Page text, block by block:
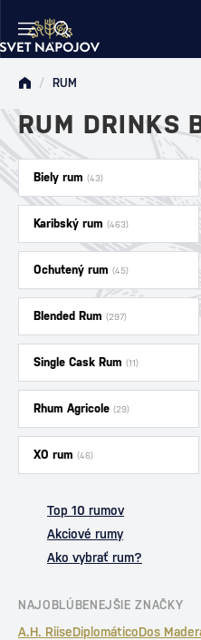
/ RUM
RUM DRINKS
Biely rum (43)
Karibský rum (463)
Ochutený rum (45)
Blended Rum (297)
Single Cask Rum (11)
Rhum Agricole (29)
XO rum (46)
NAJOBLÚBENEJŠIE ZNAČKY
A.H. RiiseDiplomáticoDos
Top 10 rumov
Akciové rumy
Ako vybrať rum?